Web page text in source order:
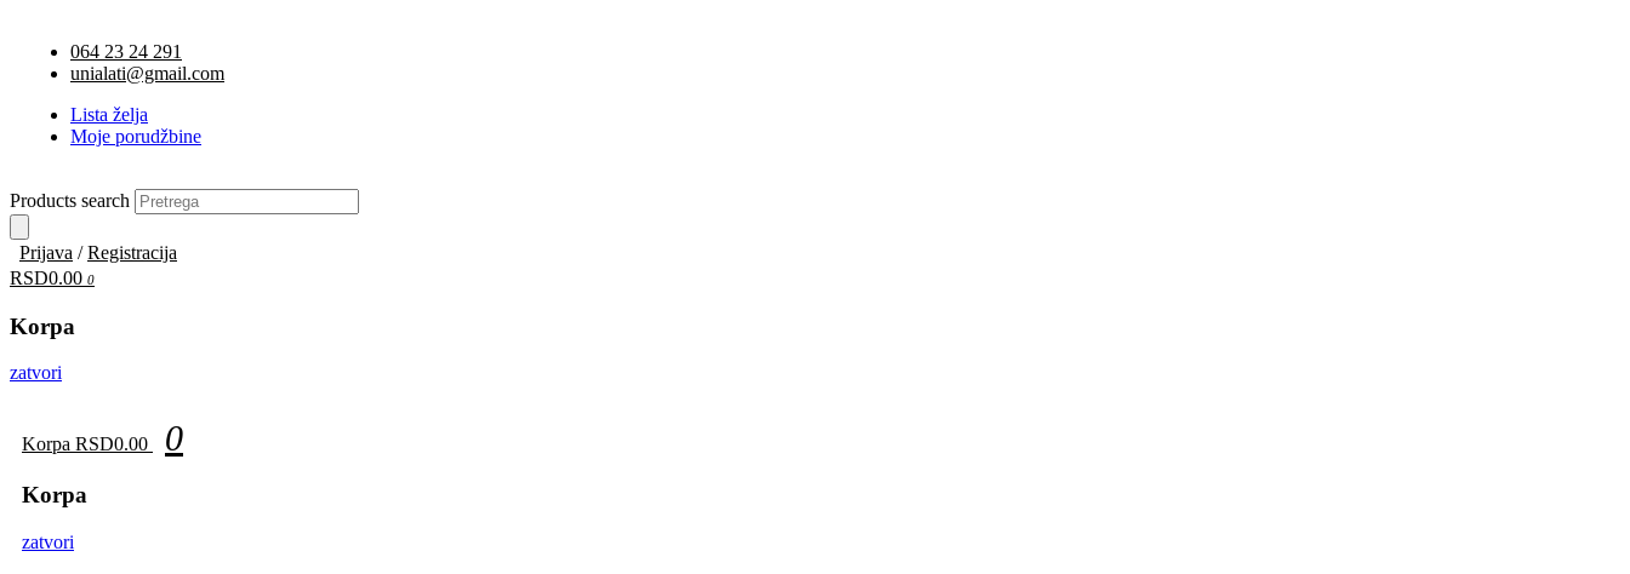
064 23 24 291
unialati@gmail.com
Lista želja
Moje porudžbine
Products search
Prijava / Registracija
RSD0.00 0
Korpa
zatvori
Korpa RSD0.00 0
Korpa
zatvori